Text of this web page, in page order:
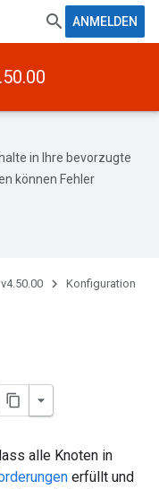
ANMELDEN
in Ihre bevorzugte
können Fehler
v4.50.00 Konfiguration
alle Knoten in
erfüllt und